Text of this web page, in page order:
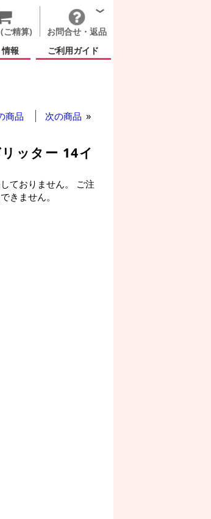
ご精算)
お問合せ・返品
報 ご利用ガイド
商品 次の商品
ッター 14イ
ておりません。 ご注
きません。